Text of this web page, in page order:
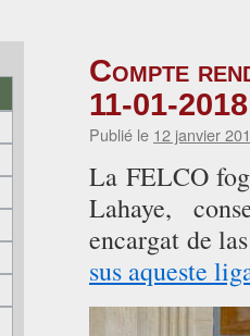
Compte
11-01-2018
Publié le 12 janvier
La FELCO
Lahaye,
encargat de
sus aqueste